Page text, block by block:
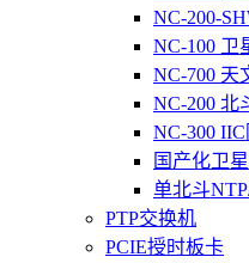
NC-200-
NC-100 卫
NC-700 天
NC-200 北
NC-300
国产化卫
单北斗
PTP交换机
PCIE授时板卡